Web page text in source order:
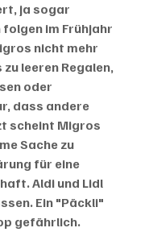
ja sogar
im Frühjahr
nicht mehr
leeren Regalen,
oder
dass andere
scheint Migros
Sache zu
für eine
Aldi und Lidl
Ein "Päckli"
gefährlich.